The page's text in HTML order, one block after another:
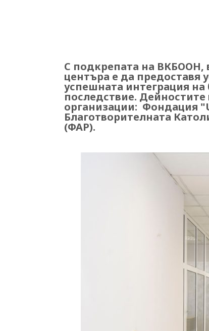
С подкрепата на ВКБООН,
центъра е да предоставя
успешната интеграция
последствие.
организации: Фондация
Благотворителната
(ФАР).